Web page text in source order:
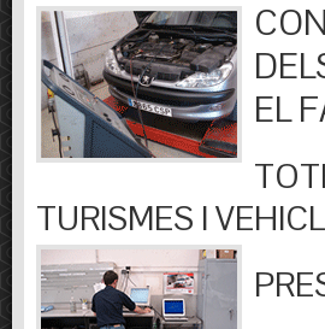
EL
TURISMES I